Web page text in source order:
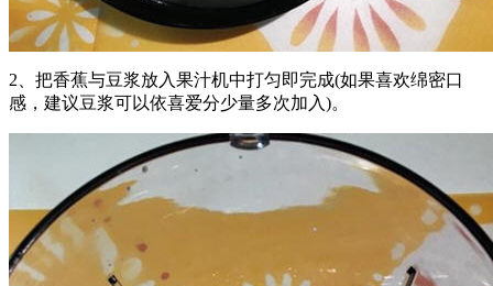
2、把香蕉与豆浆放入果汁机中打匀即完成(如果喜欢绵密口
感，建议豆浆可以依喜爱分少量多次加入)。